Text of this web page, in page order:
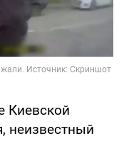
Киевской
неизвестный